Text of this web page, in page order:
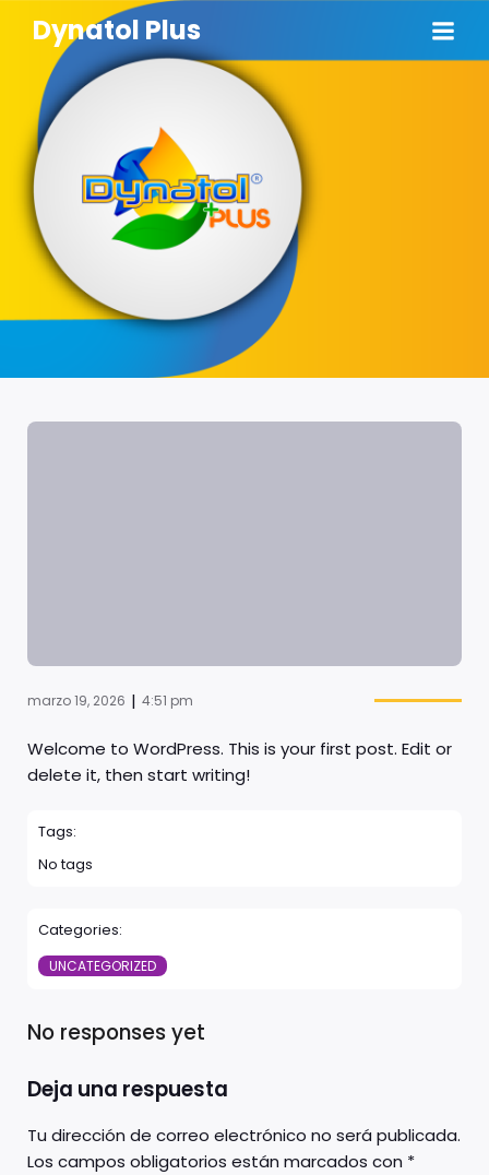
Dynatol Plus
marzo 19, 2026 | 4:51 pm
Welcome to WordPress. This is your first post. Edit or
delete it, then start writing!
Tags:
No tags
Categories:
UNCATEGORIZED
No responses yet
Deja una respuesta
Tu dirección de correo electrónico no será publicada.
Los campos obligatorios están marcados con *